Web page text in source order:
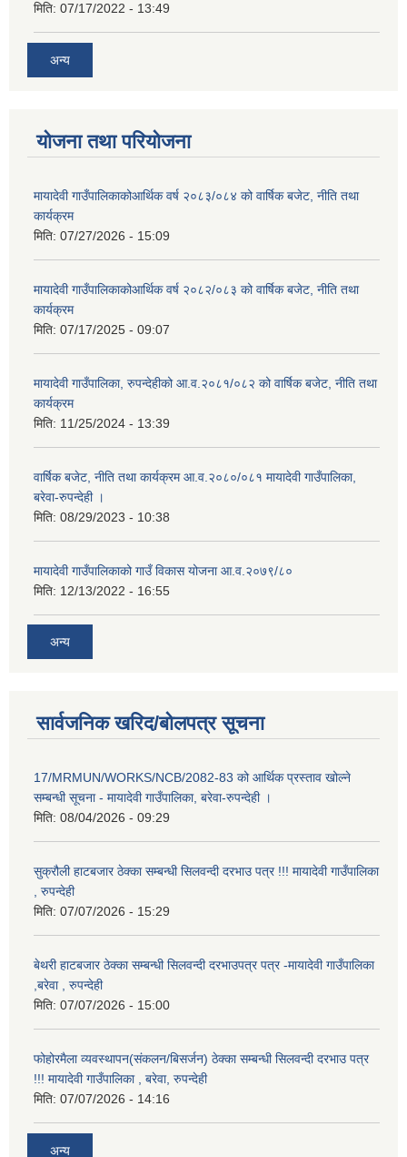
मिति: 07/17/2022 - 13:49
अन्य
योजना तथा परियोजना
मायादेवी गाउँपालिकाकोआर्थिक वर्ष २०८३/०८४ को वार्षिक बजेट, नीति तथा
कार्यक्रम
मिति: 07/27/2026 - 15:09
मायादेवी गाउँपालिकाकोआर्थिक वर्ष २०८२/०८३ को वार्षिक बजेट, नीति तथा
कार्यक्रम
मिति: 07/17/2025 - 09:07
मायादेवी गाउँपालिका, रुपन्देहीको आ.व.२०८१/०८२ को वार्षिक बजेट, नीति तथा
कार्यक्रम
मिति: 11/25/2024 - 13:39
वार्षिक बजेट, नीति तथा कार्यक्रम आ.व.२०८०/०८१ मायादेवी गाउँपालिका,
बरेवा-रुपन्देही ।
मिति: 08/29/2023 - 10:38
मायादेवी गाउँपालिकाको गाउँ विकास योजना आ.व.२०७९/८०
मिति: 12/13/2022 - 16:55
अन्य
सार्वजनिक खरिद/बोलपत्र सूचना
17/MRMUN/WORKS/NCB/2082-83 को आर्थिक प्रस्ताव खोल्ने
सम्बन्धी सूचना - मायादेवी गाउँपालिका, बरेवा-रुपन्देही ।
मिति: 08/04/2026 - 09:29
सुक्रौली हाटबजार ठेक्का सम्बन्धी सिलवन्दी दरभाउ पत्र !!! मायादेवी गाउँपालिका
, रुपन्देही
मिति: 07/07/2026 - 15:29
बेथरी हाटबजार ठेक्का सम्बन्धी सिलवन्दी दरभाउपत्र पत्र -मायादेवी गाउँपालिका
,बरेवा , रुपन्देही
मिति: 07/07/2026 - 15:00
फोहोरमैला व्यवस्थापन(संकलन/बिसर्जन) ठेक्का सम्बन्धी सिलवन्दी दरभाउ पत्र
!!! मायादेवी गाउँपालिका , बरेवा, रुपन्देही
मिति: 07/07/2026 - 14:16
अन्य